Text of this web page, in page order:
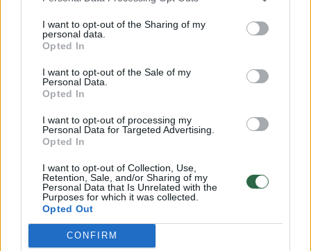
I want to opt-out of the Sharing of my
personal data.
Opted In
I want to opt-out of the Sale of my
Personal Data.
Opted In
I want to opt-out of processing my
Personal Data for Targeted Advertising.
Opted In
I want to opt-out of Collection, Use,
Retention, Sale, and/or Sharing of my
Personal Data that Is Unrelated with the
Purposes for which it was collected.
Opted Out
CONFIRM
ELTA/A.Ufarto nuotr.
Ketvirtojo kėlinio pradžioje „Rytas“ susikrovė
rekordinę persvarą – 89:73 ir siekė ją tik
padidinti. Bet ir vėl... „Hapoel“ sugrįžo –
83:92.